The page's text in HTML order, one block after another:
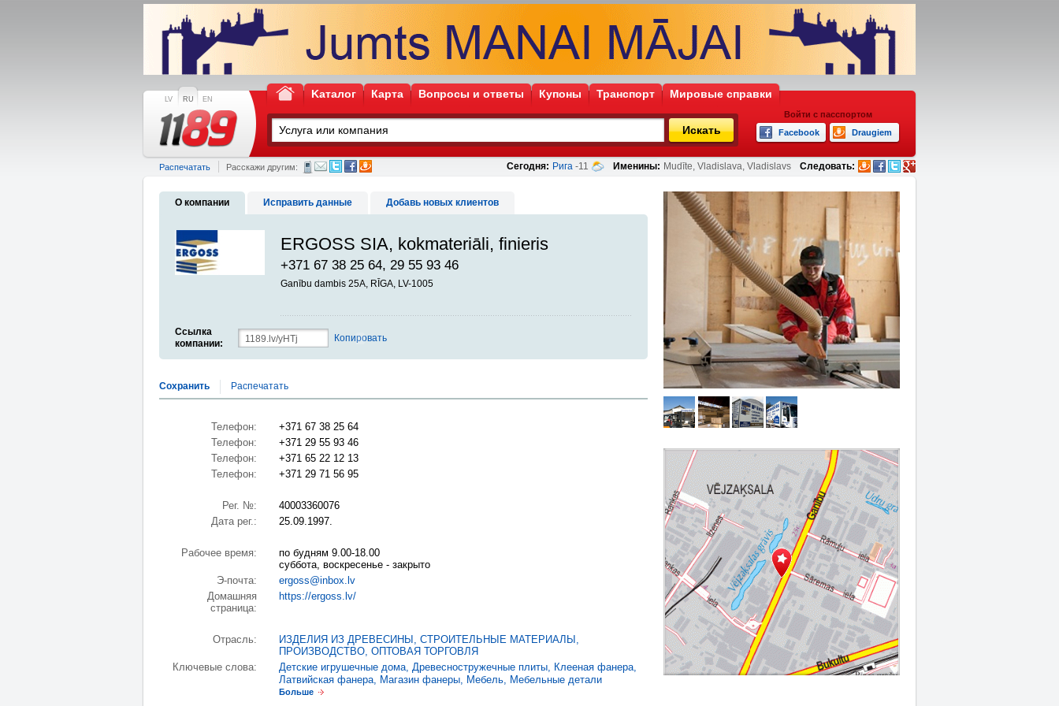
LV RU EN Kаталог Карта Вопросы и ответы Купоны Транспорт Мировые справки
Искать
Войти с пасспортом
Facebook
Draugiem
Сегодня: Рига -11 Именины: Mudīte, Vladislava, Vladislavs Следовать:
Распечатать Расскажи другим:
О компании Исправить данные Добавь новых клиентов
ERGOSS SIA, kokmateriāli, finieris
+371 67 38 25 64, 29 55 93 46
Ganību dambis 25A, RĪGA, LV-1005
Ссылка
компании:
Копировать
Сохранить Распечатать
Телефон:
+371 67 38 25 64
Телефон:
+371 29 55 93 46
Телефон:
+371 65 22 12 13
Телефон:
+371 29 71 56 95
Рег. №:
40003360076
Дата рег.:
25.09.1997.
Рабочее время:
по будням 9.00-18.00
суббота, воскресенье - закрыто
Э-почта:
ergoss@inbox.lv
Домашняя
страница:
https://ergoss.lv/
Отрасль: ИЗДЕЛИЯ ИЗ ДРЕВЕСИНЫ , СТРОИТЕЛЬНЫЕ МАТЕРИАЛЫ,
ПРОИЗВОДСТВО, ОПТОВАЯ ТОРГОВЛЯ
Ключевые слова:
Детские игрушечные дома, Древесностружечные плиты, Клееная фанера,
Латвийская фанера, Магазин фанеры, Мебель, Мебельные детали
Больше